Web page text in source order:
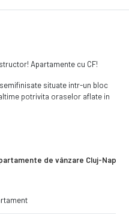
de vânzare Cluj-Napoca
Apartamente cu CF!
situate intr-un bloc
potrivita oraselor aflate in
este pozitionat in